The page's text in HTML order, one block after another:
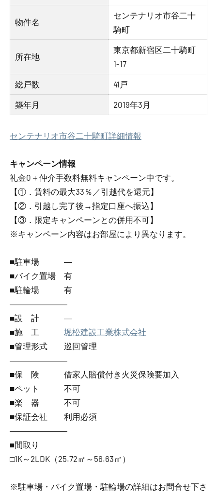
物件名
センテナリオ市谷二十
騎町
所在地
東京都新宿区二十騎町
1-17
総戸数 41戸
築年月 2019年3月
センテナリオ市谷二十騎町詳細情報
キャンペーン情報
礼金0 ＋ 仲介手数料無料キャンペーン中です。
【①．賃料の最大33％／引越代を還元】
【②．引越し完了後→指定口座へ振込】
【③．限定キャンペーンとの併用不可】
※キャンペーン内容はお部屋により異なります。
■駐車場 ―
■バイク置場 有
■駐輪場 有
―――――――
■設 計 ―
■施 工 堀松建設工業株式会社
■管理形式 巡回管理
―――――――
■保 険 借家人賠償付き火災保険要加入
■ペット 不可
■楽 器 不可
■保証会社 利用必須
―――――――
■間取り
□1K～2LDK（25.72㎡～56.63㎡）
※駐車場・バイク置場・駐輪場の詳細はお問合せ下さ